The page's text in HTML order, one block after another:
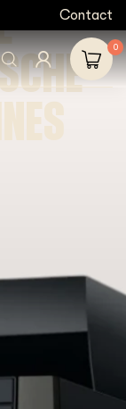
Gratis
Contact
0